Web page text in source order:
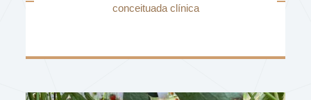
conceituada clínica